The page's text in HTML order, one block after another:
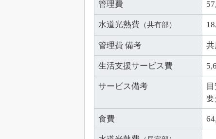
管理費
水道光熱費 （共有部）
管理費 備考
生活支援サービス費
サービス備考
要
食費